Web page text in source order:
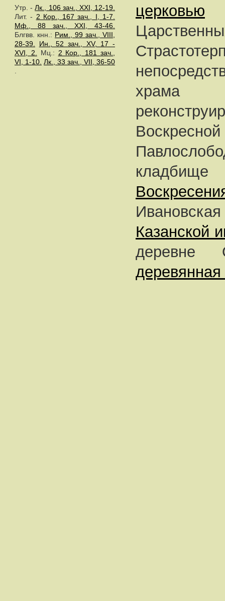
Утр. -Лк., 106 зач., XXI, 12-19.
Лит. - 2 Кор., 167 зач., I, 1-7.
Мф., 88 зач., XXI, 43-46.
Блгвв. кнн.: Рим., 99 зач., VIII,
28-39.
Ин., 52 зач., XV, 17 -
XVI, 2.
Мц.: 2 Кор., 181 зач.,
VI, 1-10. Лк., 33 зач., VII, 36-50
церковью
Казанской
деревне